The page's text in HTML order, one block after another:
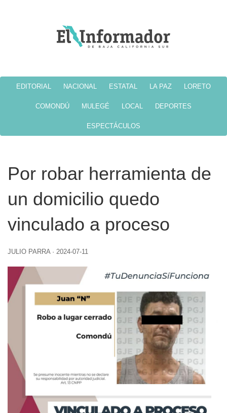
EDITORIAL NACIONAL ESTATAL LA PAZ LORETO
COMONDÚ MULEGÉ LOCAL DEPORTES
ESPECTÁCULOS
Por robar herramienta de
un domicilio quedo
vinculado a proceso
JULIO PARRA · 2024-07-11